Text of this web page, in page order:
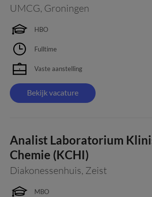
UMCG, Groningen
HBO
Fulltime
Vaste aanstelling
Bekijk vacature
Analist Laboratorium
Chemie (KCHI)
Diakonessenhuis, Zeist
MBO